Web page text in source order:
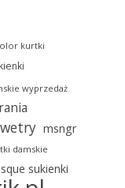
kurtki
wyprzedaż
msngr
damskie
sukienki